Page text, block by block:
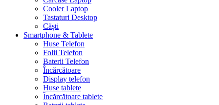
Cooler Laptop
Tastaturi Desktop
Căști
Smartphone & Tablete
Huse Telefon
Folii Telefon
Baterii Telefon
Încărcătoare
Display telefon
Huse tablete
Încărcătoare tablete